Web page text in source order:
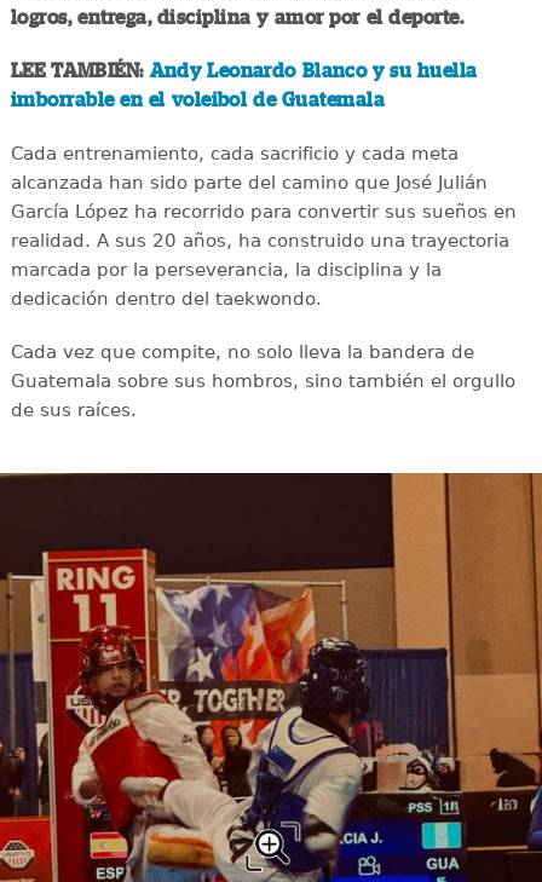
logros, entrega, disciplina y amor por el deporte.
LEE TAMBIÉN: Andy Leonardo Blanco y su huella
imborrable en el voleibol de Guatemala
Cada entrenamiento, cada sacrificio y cada meta
alcanzada han sido parte del camino que José Julián
García López ha recorrido para convertir sus sueños en
realidad. A sus 20 años, ha construido una trayectoria
marcada por la perseverancia, la disciplina y la
dedicación dentro del taekwondo.
Cada vez que compite, no solo lleva la bandera de
Guatemala sobre sus hombros, sino también el orgullo
de sus raíces.